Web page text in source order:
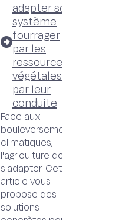
adapter son
système
fourrager
par les
ressources
végétales et
par leur
conduite
Face aux
bouleversements
climatiques,
l'agriculture doit
s'adapter. Cet
article vous
propose des
solutions